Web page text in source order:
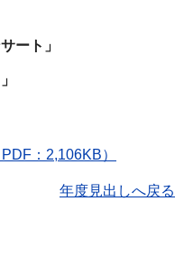
ート」
：2,106KB）
年度見出しへ戻る